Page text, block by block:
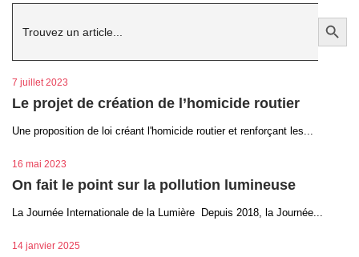
Search
Search Button
7 juillet 2023
Le projet de création de l’homicide routier
Une proposition de loi créant l'homicide routier et renforçant les...
16 mai 2023
On fait le point sur la pollution lumineuse
La Journée Internationale de la Lumière Depuis 2018, la Journée...
14 janvier 2025